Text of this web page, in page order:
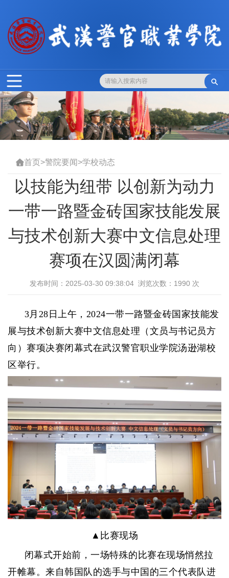

首页>警院要闻 >学校动态
以技能为纽带 以创新为动力
一带一路暨金砖国家技能发展
与技术创新大赛中文信息处理
赛项在汉圆满闭幕
发布时间：2025-03-30 09:38:04 浏览次数： 1990 次
3月28日上午，2024一带一路暨金砖国家技能发
展与技术创新大赛中文信息处理（文员与书记员方
向）赛项决赛闭幕式在武汉警官职业学院汤逊湖校
区举行。
▲比赛现场
闭幕式开始前，一场特殊的比赛在现场悄然拉
开帷幕。来自韩国队的选手与中国的三个代表队进